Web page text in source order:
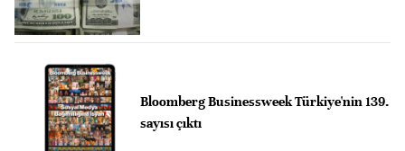
Bloomberg Businessweek Türkiye'nin 139.
sayısı çıktı